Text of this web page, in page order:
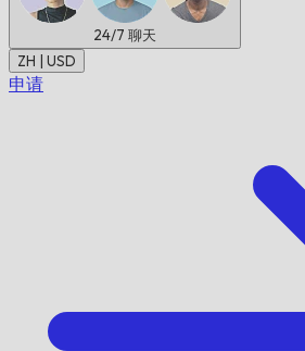
24/7 聊天
ZH | USD
申请